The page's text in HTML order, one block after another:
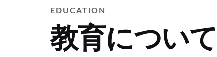
EDUCATION
教育につい